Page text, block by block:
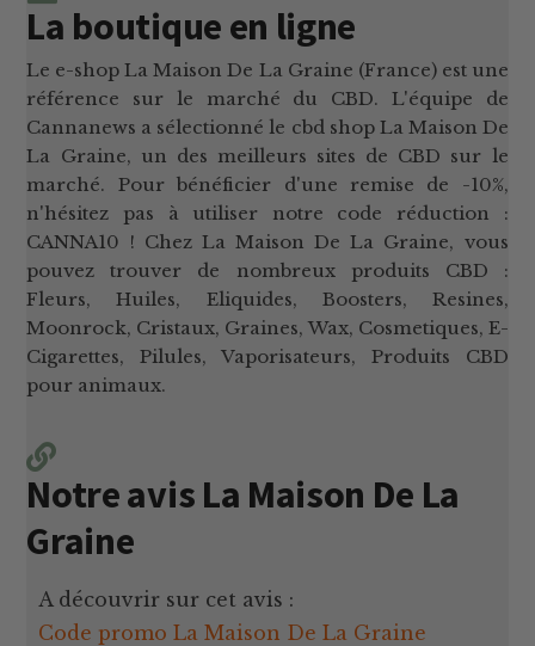
La boutique en ligne
Le e-shop La Maison De La Graine (France) est une
référence sur le marché du CBD. L'équipe de
Cannanews a sélectionné le cbd shop La Maison De
La Graine, un des meilleurs sites de CBD sur le
marché. Pour bénéficier d'une remise de -10%,
n'hésitez pas à utiliser notre code réduction :
CANNA10 ! Chez La Maison De La Graine, vous
pouvez trouver de nombreux produits CBD :
Fleurs, Huiles, Eliquides, Boosters, Resines,
Moonrock, Cristaux, Graines, Wax, Cosmetiques, E-
Cigarettes, Pilules, Vaporisateurs, Produits CBD
pour animaux.
Notre avis La Maison De La
Graine
A découvrir sur cet avis :
Code promo La Maison De La Graine